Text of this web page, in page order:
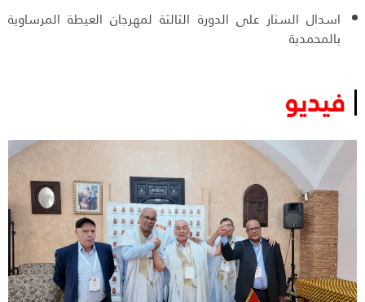
اسدال الستار على الدورة الثالثة لمهرجان العيطة المرساوية
بالمحمدية
فيديو